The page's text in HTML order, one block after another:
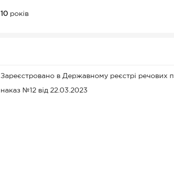
10 років
Зареєстровано в Державному реєстрі речових
наказ №12 від 22.03.2023